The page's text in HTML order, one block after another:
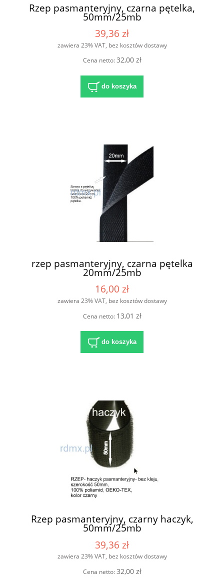
Rzep pasmanteryjny, czarna pętelka,
50mm/25mb
39,36 zł
zawiera 23% VAT, bez kosztów dostawy
Cena netto:32,00 zł
do koszyka
rzep pasmanteryjny, czarna pętelka
20mm/25mb
16,00 zł
zawiera 23% VAT, bez kosztów dostawy
Cena netto: 13,01 zł
do koszyka
Rzep pasmanteryjny, czarny haczyk,
50mm/25mb
39,36 zł
zawiera 23% VAT, bez kosztów dostawy
Cena netto:32,00 zł